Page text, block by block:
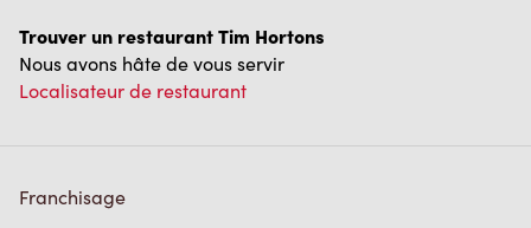
Trouver un restaurant Tim Hortons
Nous avons hâte de vous servir
Localisateur de restaurant
Franchisage